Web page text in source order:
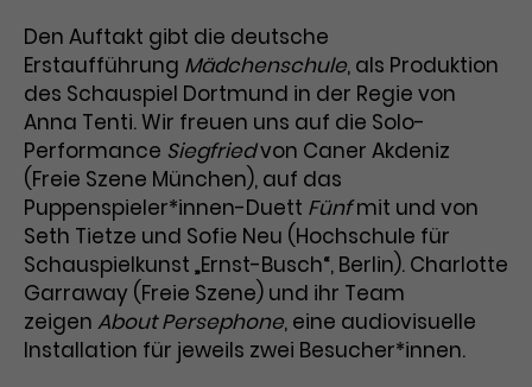
Den Auftakt gibt die deutsche
Erstaufführung Mädchenschule, als Produktion
des Schauspiel Dortmund in der Regie von
Anna Tenti. Wir freuen uns auf die Solo-
Performance Siegfriedvon Caner Akdeniz
(Freie Szene München), auf das
Puppenspieler*innen-Duett Fünfmit und von
Seth Tietze und Sofie Neu (Hochschule für
Schauspielkunst „Ernst-Busch“, Berlin). Charlotte
Garraway (Freie Szene) und ihr Team
zeigen About Persephone, eine audiovisuelle
Installation für jeweils zwei Besucher*innen.